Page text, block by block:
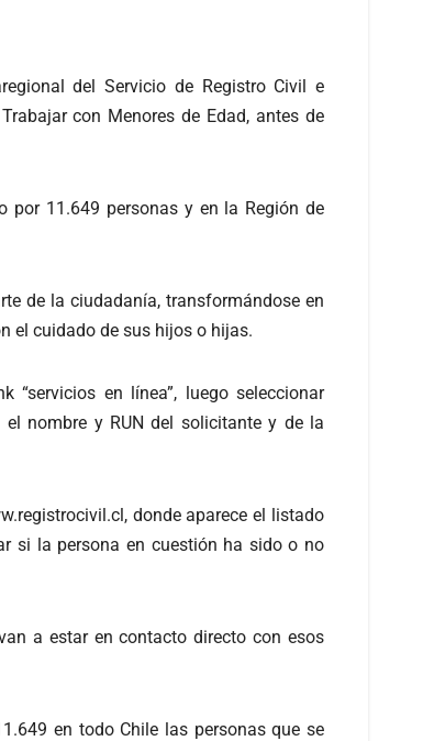
del Servicio de Registro Civil e
con Menores de Edad, antes de
por 11.649 personas y en la Región de
de la ciudadanía, transformándose en
el cuidado de sus hijos o hijas.
“servicios en línea”, luego seleccionar
el nombre y RUN del solicitante y de la
donde aparece el listado
si la persona en cuestión ha sido o no
a estar en contacto directo con esos
en todo Chile las personas que se